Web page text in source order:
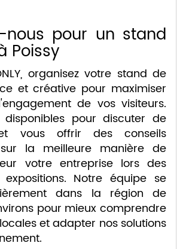
nous pour un stand
Poissy
organisez votre stand de
et créative pour maximiser
de vos visiteurs.
disponibles pour discuter de
vous offrir des conseils
sur la meilleure manière de
votre entreprise lors des
Notre équipe se
dans la région de
pour mieux comprendre
et adapter nos solutions